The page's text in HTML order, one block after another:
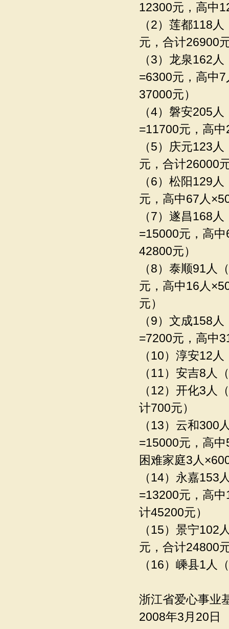
12300元，高中
（2）莲都118
元，合计26900
（3）龙泉162
=6300元，高中
37000元）
（4）磐安205
=11700元，高
（5）庆元123
元，合计26000
（6）松阳129
元，高中67人
（7）遂昌168
=15000元，高
42800元）
（8）泰顺91人
元，高中16人
元）
（9）文成158
=7200元，高中
（10）淳安12
（11）安吉8人
（12）开化3人
计700元）
（13）云和300
=15000元，高
困难家庭3人
（14）永嘉153
=13200元，高
计45200元）
（15）景宁102
元，合计24800
（16）嵊县1人
浙江省爱心事业
2008年3月20日